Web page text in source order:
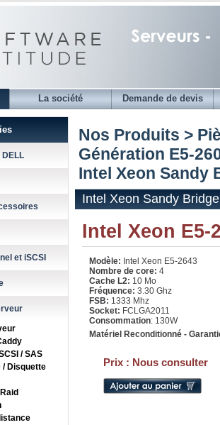
La société Demande de devis
et iSCSI
/ SAS
/ Disquette
Nos Produits >
Génération E5-
Intel Xeon Sandy
Intel Xeon Sandy
Intel Xeon E5-
Modèle: Intel Xeon E5-2643
Nombre de core: 4
Cache L2: 10 Mo
Fréquence: 3.30 Ghz
FSB: 1333 Mhz
Socket: FCLGA2011
Consommation: 130W
Matériel Reconditionné -
Prix : Nous consulter